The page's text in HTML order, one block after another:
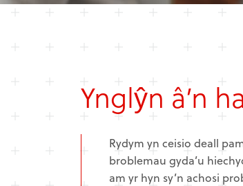
Ynglŷn â’n
Rydym yn ceisio deall
broblemau gyda’u
am yr hyn sy’n achosi